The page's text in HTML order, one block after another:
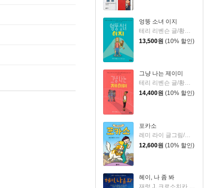
엉뚱 소녀 이지
테리 리벤슨 글/황소연 역
13,500원 (10% 할인)
그냥 나는 제이미
테리 리벤슨 글/황소연 역
14,400원 (10% 할인)
포카소
12,600원 (10% 할인)
헤이, 나 좀 봐